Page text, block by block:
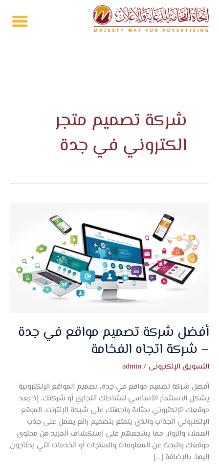
تخطي
إلى
المحتوى
شركة تصميم متجر
الكتروني في جدة
أفضل شركة تصميم مواقع في جدة
– شركة اتجاه الفخامة
التسويق الإلكترونى /
admin
أفضل شركة تصميم مواقع في جدة، تصميم المواقع الإلكترونية
يشكل الاستثمار الأساسي لنشاطك التجاري أو شركتك، إذ يعد
موقعك الإلكتروني بمثابة واجهتك على شبكة الإنترنت، الموقع
الإلكتروني الجذاب والذي يتمتع بتصميم رائع يعمل على جذب
العملاء والزوار، مما يشجعهم على استكشاف المزيد من محتوى
موقعك والبحث عن المعلومات والمنتجات أو الخدمات التي يحتاجون
إليها، بالإضافة […]
تصميم
مواقع